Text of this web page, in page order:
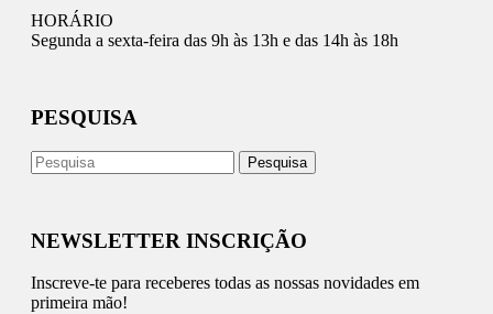
HORÁRIO
Segunda a sexta-feira das 9h às 13h e das 14h às 18h
PESQUISA
NEWSLETTER INSCRIÇÃO
Inscreve-te para receberes todas as nossas novidades em
primeira mão!